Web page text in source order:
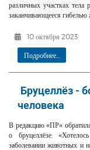
различных участках тела
заканчивающееся гибелью
10 октября 2023
Подробнее...
Бруцеллёз -
человека
В редакцию «ПР»
о бруцеллёзе:
заболевании животных и